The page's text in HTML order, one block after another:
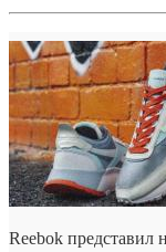
Reebok представил